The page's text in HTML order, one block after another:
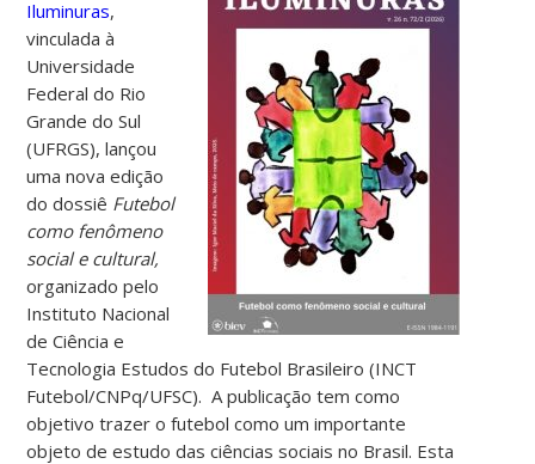
Iluminuras,
vinculada à
Universidade
Federal do Rio
Grande do Sul
(UFRGS), lançou
uma nova edição
do dossiê Futebol
como fenômeno
social e cultural,
organizado pelo
Instituto Nacional
de Ciência e
Tecnologia Estudos do Futebol Brasileiro (INCT
Futebol/CNPq/UFSC).A publicação tem como
objetivo trazer o futebol como um importante
objeto de estudo das ciências sociais no Brasil. Esta